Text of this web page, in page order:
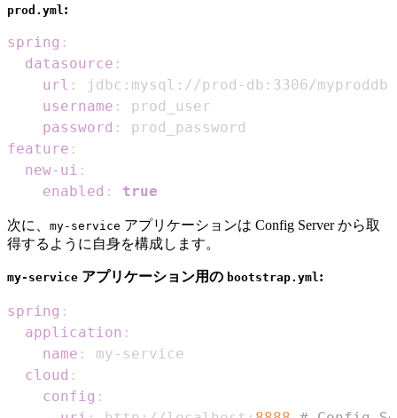
prod.yml :
spring :
datasource :
url : jdbc : mysql : //prod - db :
username :
password :
feature :
new-ui :
enabled : true
次に、 my-service アプリケーションは Config Server から取
得するように自身を構成します。
my-service アプリケーション用の bootstrap.yml :
spring :
application :
name : my -
cloud :
config :